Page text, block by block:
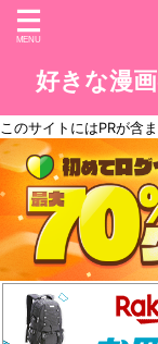
好きな漫
このサイトにはPRが含